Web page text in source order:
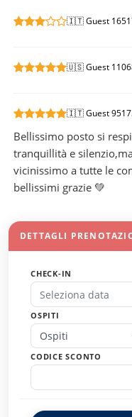
🇮🇹 Guest
🇺🇸 Guest
🇮🇹 Guest
Bellissimo posto si
tranquillità e
vicinissimo a tutte le
bellissimi grazie 💚
DETTAGLI
CHECK-IN
OSPITI
Ospiti
CODICE SCONTO